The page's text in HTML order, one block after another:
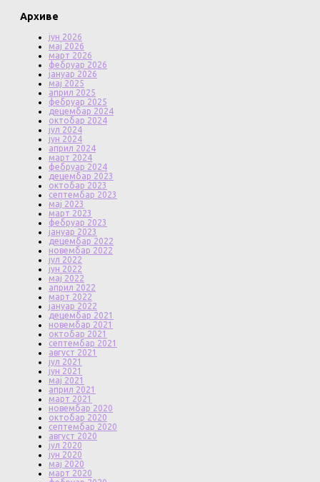
Архиве
јун 2026
мај 2026
март 2026
фебруар 2026
јануар 2026
мај 2025
април 2025
фебруар 2025
децембар 2024
октобар 2024
јул 2024
јун 2024
април 2024
март 2024
фебруар 2024
децембар 2023
октобар 2023
септембар 2023
мај 2023
март 2023
фебруар 2023
јануар 2023
децембар 2022
новембар 2022
јул 2022
јун 2022
мај 2022
април 2022
март 2022
јануар 2022
децембар 2021
новембар 2021
октобар 2021
септембар 2021
август 2021
јул 2021
јун 2021
мај 2021
април 2021
март 2021
новембар 2020
октобар 2020
септембар 2020
август 2020
јул 2020
јун 2020
мај 2020
март 2020